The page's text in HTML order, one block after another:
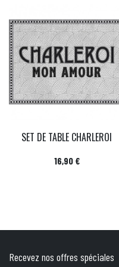
SET DE TABLE CHARLEROI
Prix
16,90 €
Recevez nos offres spéciales